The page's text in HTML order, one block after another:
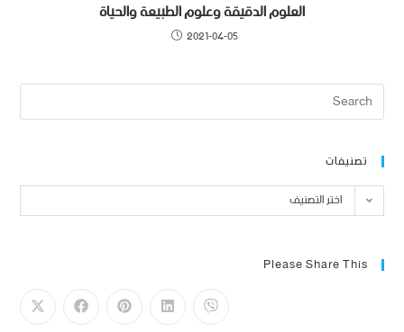
العلوم الدقيقة وعلوم الطبيعة والحياة
2021-04-05
تصنيفات
اختر التصنيف
Please Share This